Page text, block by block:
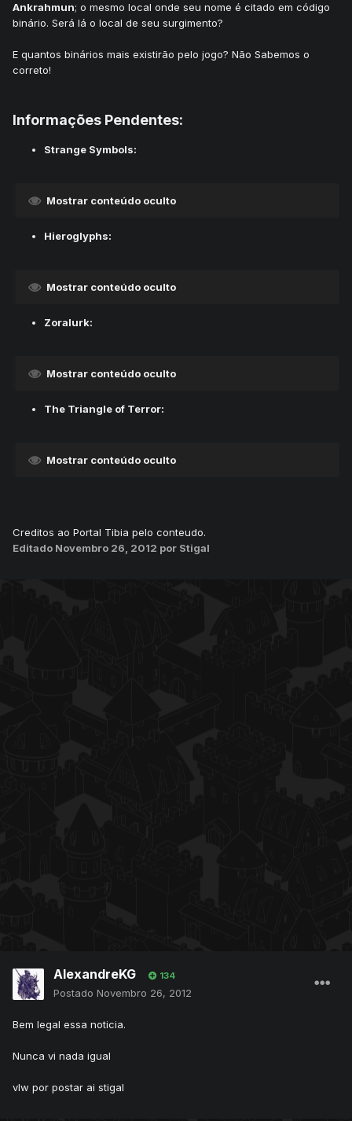
Ankrahmun; o mesmo local onde seu nome é citado em código
binário. Será lá o local de seu surgimento?
E quantos binários mais existirão pelo jogo? Não Sabemos o
correto!
Informações Pendentes:
Strange Symbols:
Mostrar conteúdo oculto
Hieroglyphs:
Mostrar conteúdo oculto
Zoralurk:
Mostrar conteúdo oculto
The Triangle of Terror:
Mostrar conteúdo oculto
Creditos ao Portal Tibia pelo conteudo.
Editado Novembro 26, 2012 por Stigal
AlexandreKG 134
Postado Novembro 26, 2012
Bem legal essa noticia.
Nunca vi nada igual
vlw por postar ai stigal